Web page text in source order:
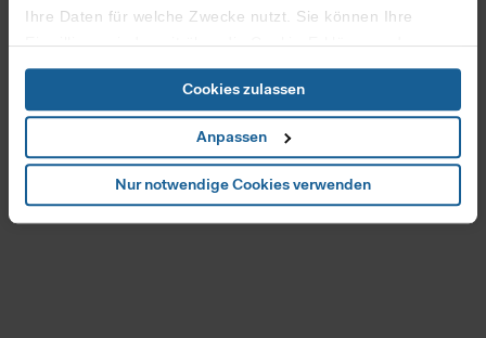
Ihre Daten für welche Zwecke nutzt. Sie können Ihre
Einwilligung jederzeit über die Cookie-Erklärung oder
durch Klicken auf das Privacy Trigger Symbol ändern oder
Wenn Sie es erlauben, würden wir auch gerne:
Informationen über Ihre geografische Lage erfassen,
welche bis auf einige Meter genau sein können
Ihr Gerät durch aktives Scannen nach bestimmten
Cookies zulassen
Anpassen
Nur notwendige Cookies verwenden